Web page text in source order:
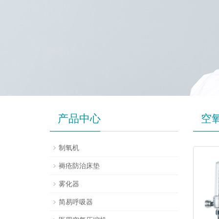
空
产品中心
制氧机
褥疮防治床垫
雾化器
简易呼吸器